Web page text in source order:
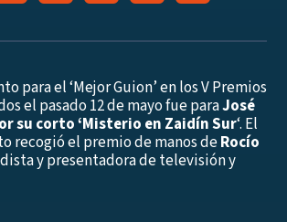
para el ‘Mejor Guion’ en los V Premios
el pasado 12 de mayo fue paraJosé
su corto ‘Misterio en Zaidín Sur‘. El
recogió el premio de manos deRocío
y presentadora de televisión y